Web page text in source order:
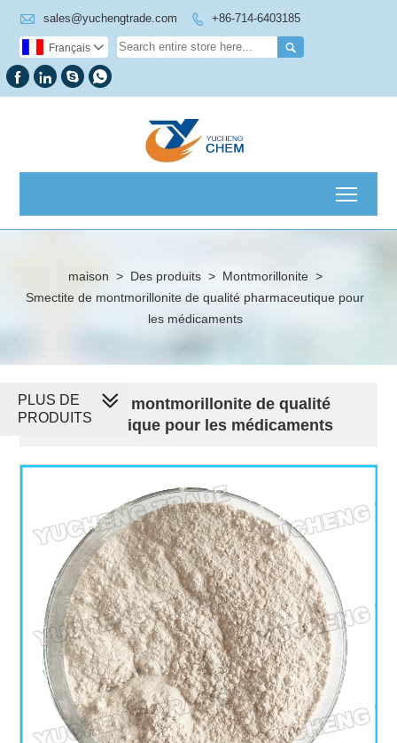
 sales@yuchengtrade.com  +86-714-6403185

Français 
   
maison > Des produits > Montmorillonite >
Smectite de montmorillonite de qualité pharmaceutique pour
les médicaments
Smectite de montmorillonite de qualité
pharmaceutique pour les médicaments
PLUS DE
PRODUITS